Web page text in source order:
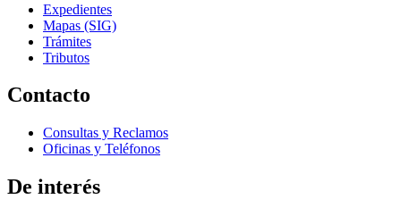
Expedientes
Mapas (SIG)
Trámites
Tributos
Contacto
Consultas y Reclamos
Oficinas y Teléfonos
De interés